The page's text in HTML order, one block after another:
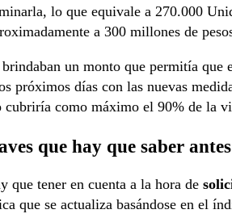
lo que equivale a 270.000
a 300 millones de
un monto que permitía
próximos días con las nuevas
como máximo el 90% de la
que hay que saber
que tener en cuenta a la hora de
que se actualiza basándose en el